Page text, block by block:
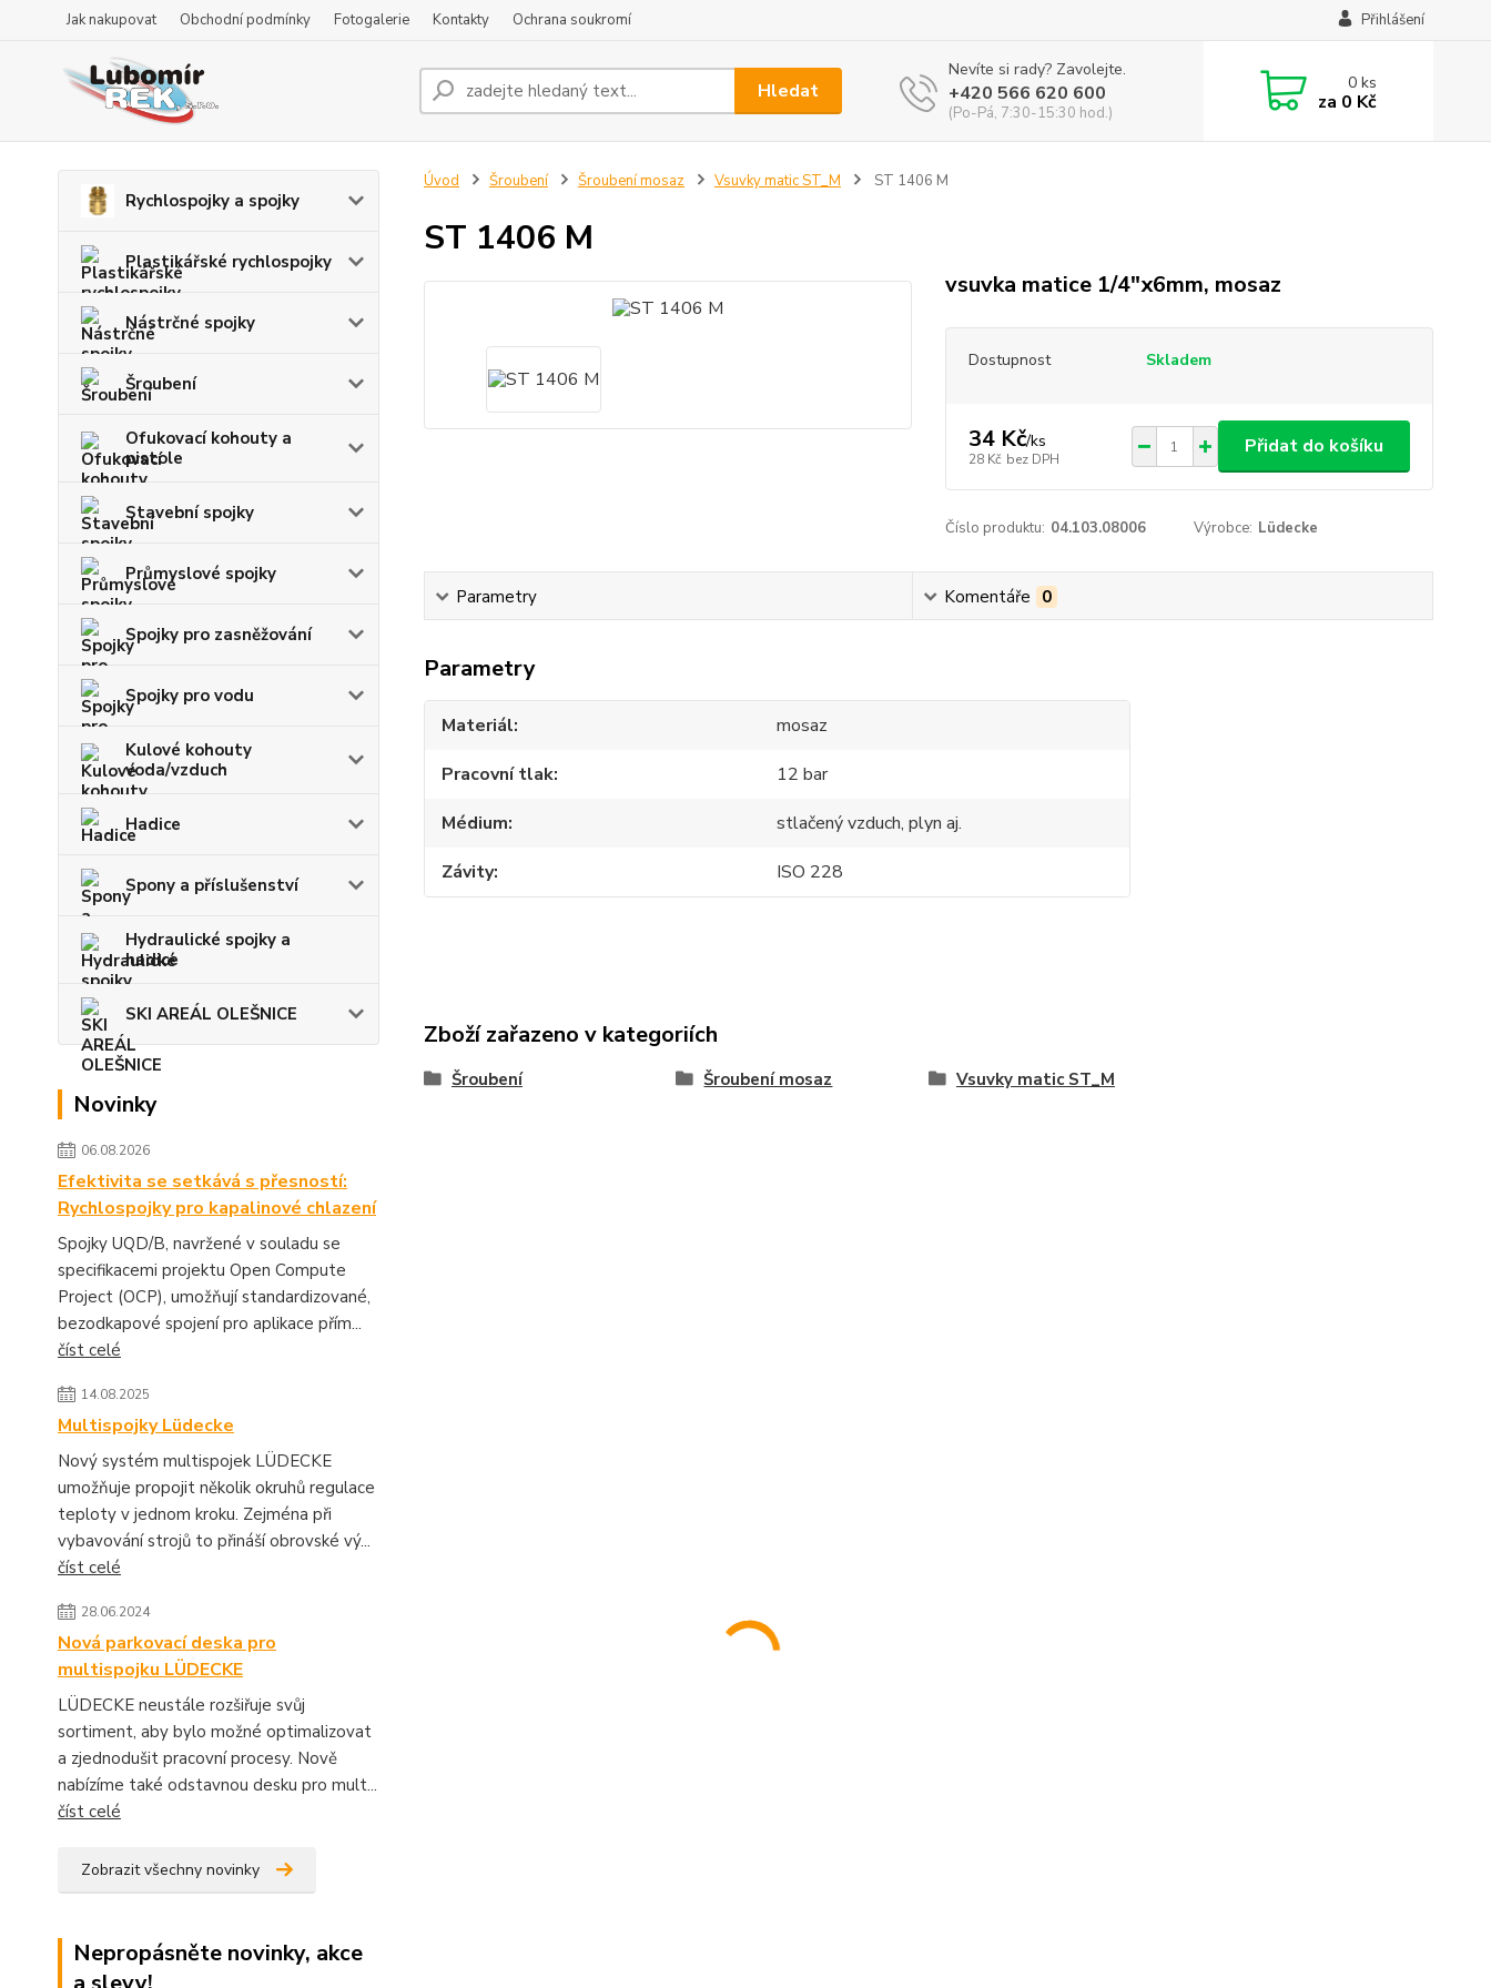
Jak nakupovat Obchodní podmínky Fotogalerie Kontakty Ochrana soukromí Přihlášení
Hledat
Nevíte si rady? Zavolejte.
+420 566 620 600
(Po-Pá, 7:30-15:30 hod.)
0ks
za 0 Kč
Rychlospojky a spojky
Plastikářské rychlospojky
Nástrčné spojky
Šroubení
Ofukovací kohouty a
pistole
Stavební spojky
Průmyslové spojky
Spojky pro zasněžování
Spojky pro vodu
Kulové kohouty
voda/vzduch
Hadice
Spony a příslušenství
Hydraulické spojky a
hadice
SKI AREÁL OLEŠNICE
Novinky
06.08.2026
Efektivita se setkává s přesností:
Rychlospojky pro kapalinové chlazení
Spojky UQD/B, navržené v souladu se
specifikacemi projektu Open Compute
Project (OCP), umožňují standardizované,
bezodkapové spojení pro aplikace přím...
číst celé
14.08.2025
Multispojky Lüdecke
Nový systém multispojek LÜDECKE
umožňuje propojit několik okruhů regulace
teploty v jednom kroku. Zejména při
vybavování strojů to přináší obrovské vý...
číst celé
28.06.2024
Nová parkovací deska pro
multispojku LÜDECKE
LÜDECKE neustále rozšiřuje svůj
sortiment, aby bylo možné optimalizovat
a zjednodušit pracovní procesy. Nově
nabízíme také odstavnou desku pro mult...
číst celé
Zobrazit všechny novinky
Nepropásněte novinky, akce
Úvod Šroubení Šroubení mosaz Vsuvky matic ST_M ST 1406 M
ST 1406 M
vsuvka matice 1/4"x6mm, mosaz
Dostupnost Skladem
34 Kč/ks
28 Kč bez DPH
Přidat do košíku
Číslo produktu: 04.103.08006 Výrobce: Lüdecke
Parametry Komentáře 0
Parametry
Materiál
mosaz
Pracovní tlak
12 bar
Médium
stlačený vzduch, plyn aj.
Závity
ISO 228
Zboží zařazeno v kategoriích
Šroubení Šroubení mosaz Vsuvky matic ST_M